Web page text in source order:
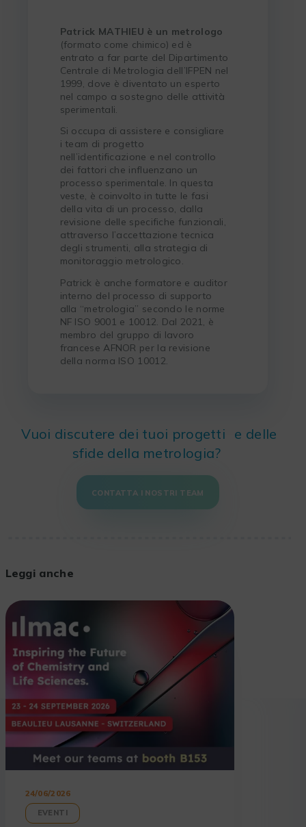
Patrick MATHIEU è un metrologo
(formato come chimico) ed è
entrato a far parte del Dipartimento
Centrale di Metrologia dell’IFPEN nel
1999, dove è diventato un esperto
nel campo a sostegno delle attività
sperimentali.
Si occupa di assistere e consigliare
i team di progetto
nell’identificazione e nel controllo
dei fattori che influenzano un
processo sperimentale. In questa
veste, è coinvolto in tutte le fasi
della vita di un processo, dalla
revisione delle specifiche funzionali,
attraverso l’accettazione tecnica
degli strumenti, alla strategia di
monitoraggio metrologico.
Patrick è anche formatore e auditor
interno del processo di supporto
alla “metrologia” secondo le norme
NF ISO 9001 e 10012. Dal 2021, è
membro del gruppo di lavoro
francese AFNOR per la revisione
della norma ISO 10012.
Vuoi discutere dei tuoi progetti e delle
sfide della metrologia?
CONTATTA I NOSTRI TEAM
Leggi anche
24/06/2026
EVENTI